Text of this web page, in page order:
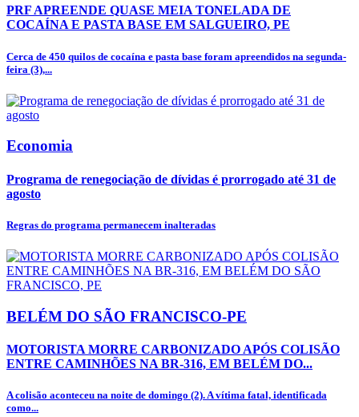
PRF APREENDE QUASE MEIA TONELADA DE
COCAÍNA E PASTA BASE EM SALGUEIRO, PE
Cerca de 450 quilos de cocaína e pasta base foram apreendidos na segunda-
feira (3),...
Economia
Programa de renegociação de dívidas é prorrogado até 31 de
agosto
Regras do programa permanecem inalteradas
BELÉM DO SÃO FRANCISCO-PE
MOTORISTA MORRE CARBONIZADO APÓS COLISÃO
ENTRE CAMINHÕES NA BR-316, EM BELÉM DO...
A colisão aconteceu na noite de domingo (2). A vítima fatal, identificada
como...